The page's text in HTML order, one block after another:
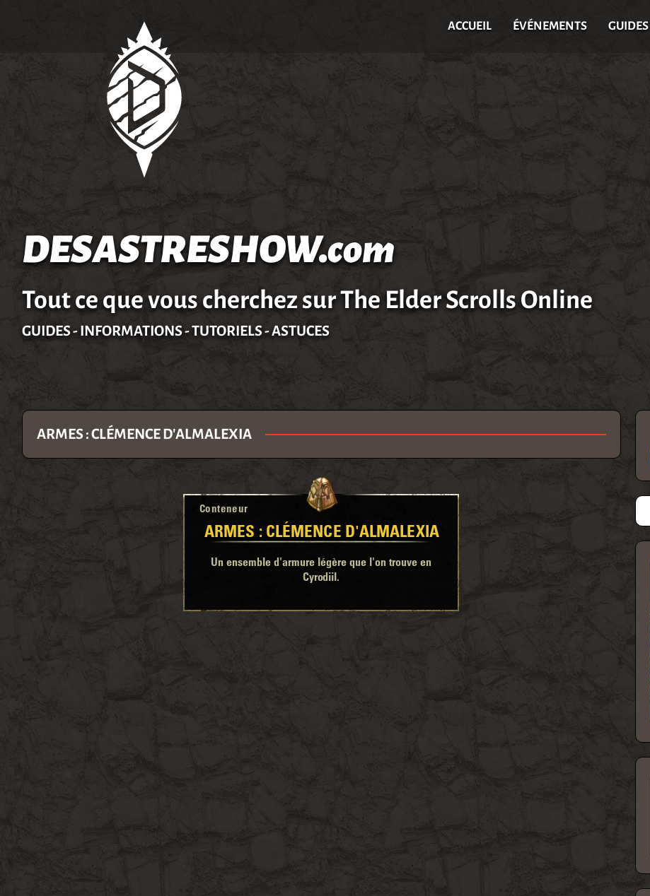
ACCUEIL ÉVÉNEMENTS GUIDES
DESASTRESHOW.com
Tout ce que vous cherchez sur The Elder Scrolls Online
GUIDES - INFORMATIONS - TUTORIELS - ASTUCES
ARMES : CLÉMENCE D'ALMALEXIA
Conteneur
ARMES : CLÉMENCE D'ALMALEXIA
Un ensemble d'armure légère que l'on trouve en
Cyrodiil.